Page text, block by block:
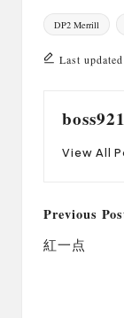
Tags:
DP2 Merrill
Last
View All
Post
Previous
紅一点